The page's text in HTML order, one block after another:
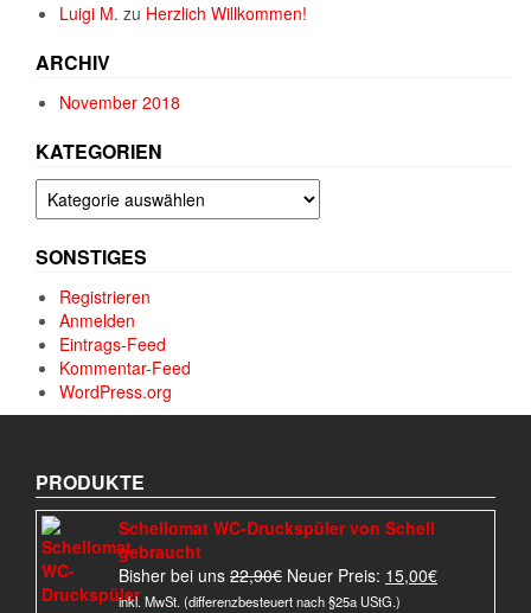
Luigi M. zu Herzlich Willkommen!
ARCHIV
November 2018
KATEGORIEN
Kategorien
SONSTIGES
Registrieren
Anmelden
Eintrags-Feed
Kommentar-Feed
WordPress.org
PRODUKTE
Schellomat WC-Druckspüler von Schell
gebraucht
Bisher bei uns 22,90€ Ursprünglicher
Preis
Neuer Preis: 15,00€Aktueller
inkl. MwSt. (differenzbesteuert nach §25a UStG.)